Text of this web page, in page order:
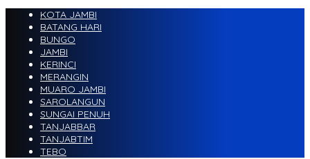
KOTA JAMBI
BATANG HARI
BUNGO
JAMBI
KERINCI
MERANGIN
MUARO JAMBI
SAROLANGUN
SUNGAI PENUH
TANJABBAR
TANJABTIM
TEBO